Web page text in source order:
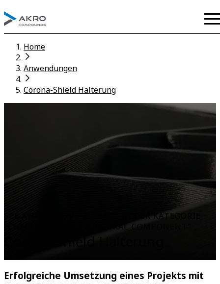
Home
Anwendungen
Corona-Shield Halterung
SPE AWARD 2024 - 2. PLATZ IN DER KATEGORIE
"CHASSIS UNIT/STRUCTURAL COMPONENT"
Erfolgreiche Umsetzung eines Projekts mit